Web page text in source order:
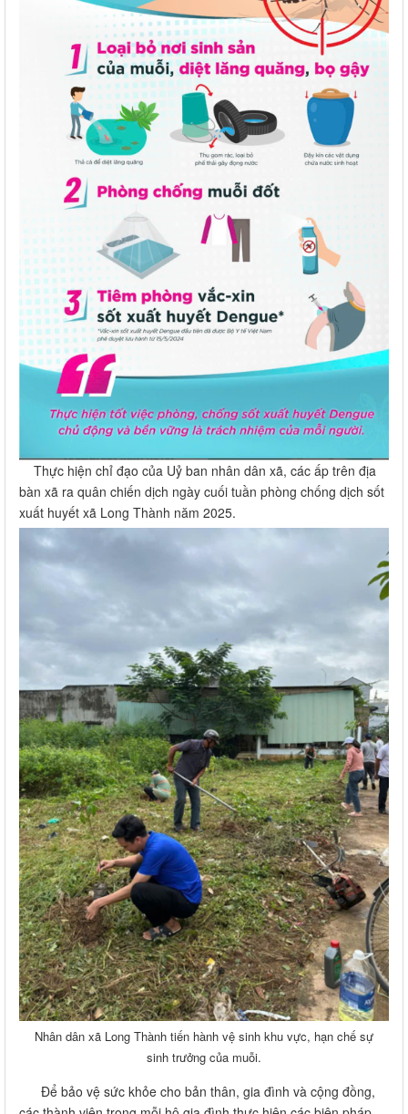
Thực hiện chỉ đạo của Uỷ ban nhân dân xã, các ấp trên địa
bàn xã ra quân chiến dịch ngày cuối tuần phòng chống dịch sốt
xuất huyết xã Long Thành năm 2025.
Nhân dân xã Long Thành tiến hành vệ sinh khu vực, hạn chế sự
sinh trưởng của muỗi.
Để bảo vệ sức khỏe cho bản thân, gia đình và cộng đồng,
các thành viên trong mỗi hộ gia đình thực hiện các biện pháp
thông thường phòng chống bệnh sốt xuất huyết bao gồm: loại
bỏ các ổ lăng quăng/bọ gậy, diệt muỗi, bảo vệ cá nhân không bị
muỗi đốt. Thường xuyên tổ chức các hoạt động tổng vệ sinh
môi trường và diệt lăng quăng/bọ gậy hàng tuần trên địa bàn
xã, đặc biệt là khu vực có ổ bệnh đang phát sinh để loại trừ nơi